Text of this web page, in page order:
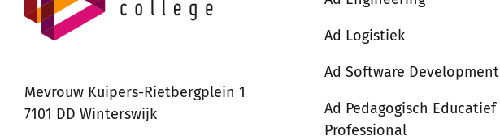
Mevrouw Kuipers-Rietbergplein 1
7101 DD Winterswijk
Ad Logistiek
Ad Software Development
Ad Pedagogisch Educatief
Professional